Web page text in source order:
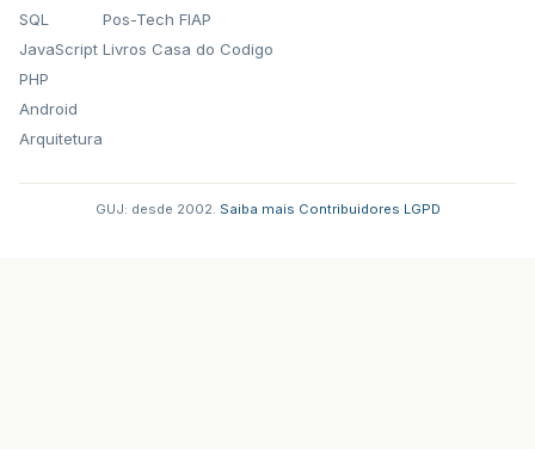
SQL
JavaScript
PHP
Android
Arquitetura
Pos-Tech FIAP
Livros Casa do Codigo
GUJ: desde 2002. Saiba mais Contribuidores LGPD